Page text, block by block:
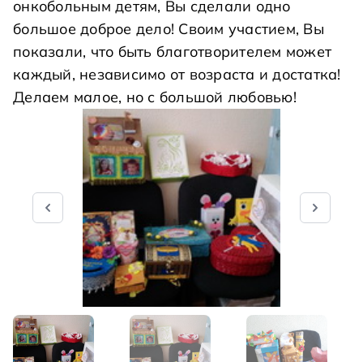
онкобольным детям, Вы сделали одно
большое доброе дело! Своим участием, Вы
показали, что быть благотворителем может
каждый, независимо от возраста и достатка!
Делаем малое, но с большой любовью!